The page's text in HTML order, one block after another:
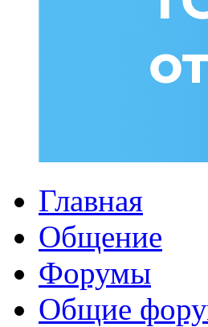
Главная
Общение
Форумы
Общие